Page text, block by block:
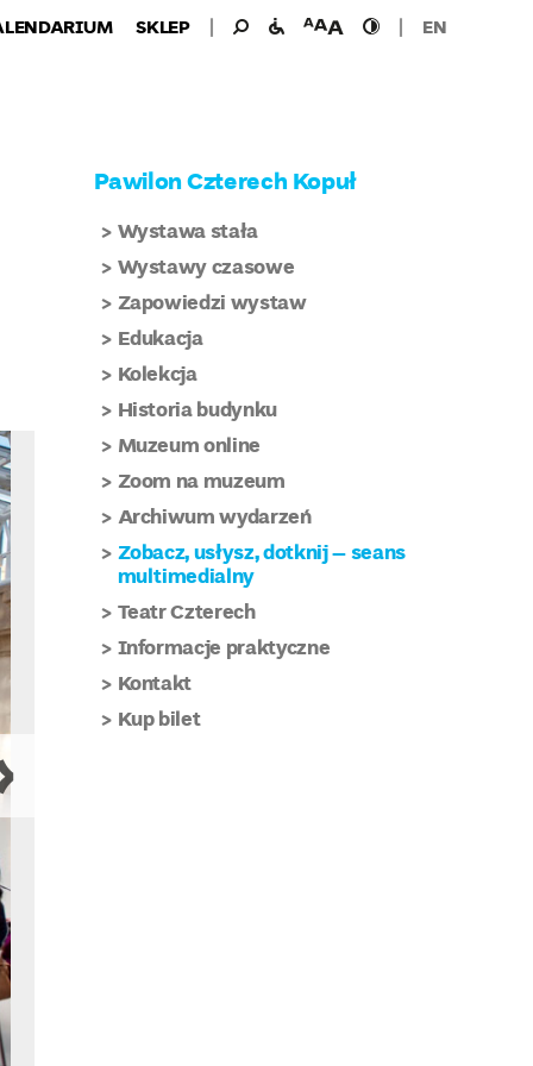
SKLEP Wyszukaj
Wyszukiwanie
dla:
udogodnieniawielkość
czcionki
wysoki
kontrast
EN
Pawilon Czterech Kopuł
Wystawa stała
Wystawy czasowe
Zapowiedzi wystaw
Edukacja
Kolekcja
Historia budynku
Muzeum online
Zoom na muzeum
Archiwum wydarzeń
Zobacz, usłysz, dotknij – seans
multimedialny
Teatr Czterech
Informacje praktyczne
Kontakt
Kup bilet